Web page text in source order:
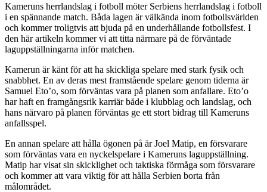
Kameruns herrlandslag i fotboll möter Serbiens herrlandslag i fotboll
i en spännande match. Båda lagen är välkända inom fotbollsvärlden
och kommer troligtvis att bjuda på en underhållande fotbollsfest. I
den här artikeln kommer vi att titta närmare på de förväntade
laguppställningarna inför matchen.
Kamerun är känt för att ha skickliga spelare med stark fysik och
snabbhet. En av deras mest framstående spelare genom tiderna är
Samuel Eto’o, som förväntas vara på planen som anfallare. Eto’o
har haft en framgångsrik karriär både i klubblag och landslag, och
hans närvaro på planen förväntas ge ett stort bidrag till Kameruns
anfallsspel.
En annan spelare att hålla ögonen på är Joel Matip, en försvarare
som förväntas vara en nyckelspelare i Kameruns laguppställning.
Matip har visat sin skicklighet och taktiska förmåga som försvarare
och kommer att vara viktig för att hålla Serbien borta från
målområdet.